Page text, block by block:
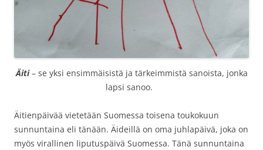
Äiti– se yksi ensimmäisistä ja tärkeimmistä sanoista, jonka
lapsi sanoo.
Äitienpäivää vietetään Suomessa toisena toukokuun
sunnuntaina eli tänään. Äideillä on oma juhlapäivä, joka on
myös virallinen liputuspäivä Suomessa. Tänä sunnuntaina